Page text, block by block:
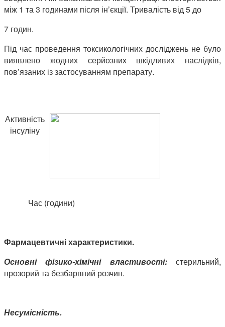
між 1 та 3 годинами після ін’єкції. Тривалість від 5 до
7 годин.
Під час проведення токсикологічних досліджень не було
виявлено жодних серйозних шкідливих наслідків,
пов’язаних із застосуванням препарату.
Активність
інсуліну
Час (години)
Фармацевтичні характеристики.
Основні фізико-хімічні властивості:
стерильний,
прозорий та безбарвний розчин.
Несумісність.